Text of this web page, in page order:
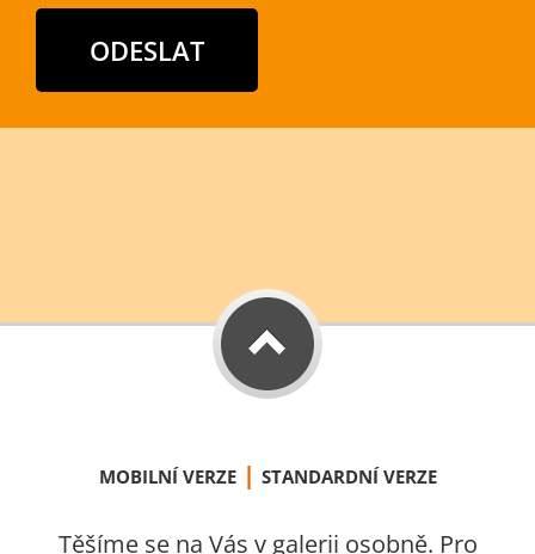
MOBILNÍ VERZE | STANDARDNÍ VERZE
Těšíme se na Vás v galerii osobně. Pro